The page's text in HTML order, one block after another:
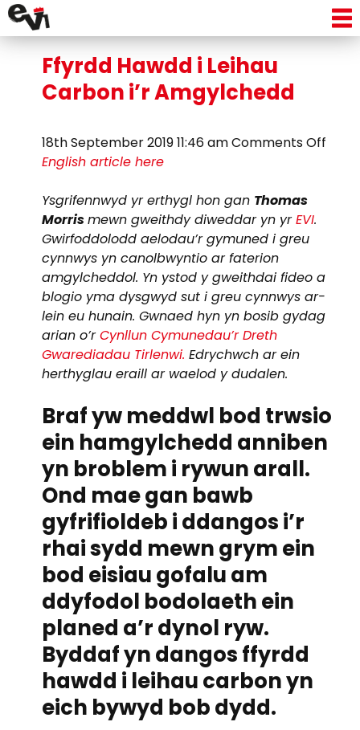
Tag Archive: lleol
Ffyrdd Hawdd i Leihau
Carbon i’r Amgylchedd
18th September 2019 11:46 amComments Off
English article here
Ysgrifennwyd yr erthygl hon gan Thomas
Morrismewn gweithdy diweddar yn yrEVI.
Gwirfoddolodd aelodau’r gymuned i greu
cynnwys yn canolbwyntio ar faterion
amgylcheddol. Yn ystod y gweithdai fideo a
blogio yma dysgwyd sut i greu cynnwys ar-
lein eu hunain. Gwnaed hyn yn bosib gydag
arian o’rCynllun Cymunedau’r Dreth
Gwarediadau Tirlenwi. Edrychwch ar ein
herthyglau eraill ar waelod y dudalen.
Braf yw meddwl bod trwsio
ein hamgylchedd anniben
yn broblem i rywun arall.
Ond mae gan bawb
gyfrifioldeb i ddangos i’r
rhai sydd mewn grym ein
bod eisiau gofalu am
ddyfodol bodolaeth ein
planed a’r dynol ryw.
Byddaf yn dangos ffyrdd
hawdd i leihau carbon yn
eich bywyd bob dydd.